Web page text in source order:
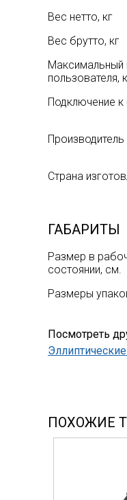
Вес нетто, кг
Вес брутто, кг
Максимальный
пользователя,
Подключение к
Производитель
Страна
ГАБАРИТЫ
Размер в
состоянии, см.
Размеры
Посмотреть
ПОХОЖИЕ